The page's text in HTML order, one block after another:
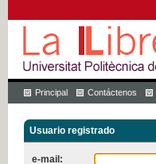
Principal Contáctenos
Usuario registrado
e-mail: